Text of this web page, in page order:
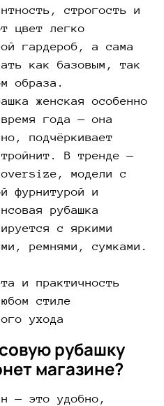
строгость и
цвет легко
гардероб, а сама
как базовым, так
образа.
женская особенно
года — она
подчёркивает
В тренде —
oversize, модели с
фурнитурой и
рубашка
с яркими
ремнями, сумками.
и практичность
стиле
ухода
рубашку
магазине?
— это удобно,